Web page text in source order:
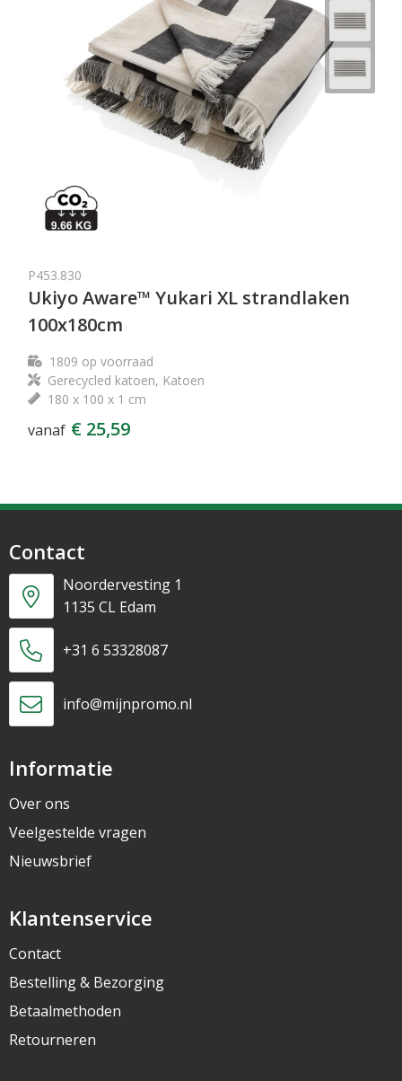
P453.830
Ukiyo Aware™ Yukari XL strandlaken
100x180cm
1809 op voorraad
Gerecycled katoen, Katoen
180 x 100 x 1 cm
vanaf € 25,59
Contact
Noordervesting 1
1135 CL Edam
+31 6 53328087
info@mijnpromo.nl
Informatie
Over ons
Veelgestelde vragen
Nieuwsbrief
Klantenservice
Contact
Bestelling & Bezorging
Betaalmethoden
Retourneren